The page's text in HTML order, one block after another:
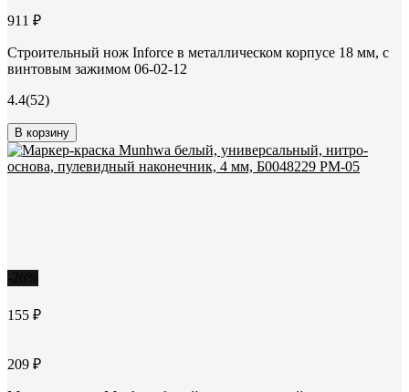
911 ₽
Строительный нож Inforce в металлическом корпусе 18 мм, с
винтовым зажимом 06-02-12
4.4(52)
В корзину
155 ₽
209 ₽